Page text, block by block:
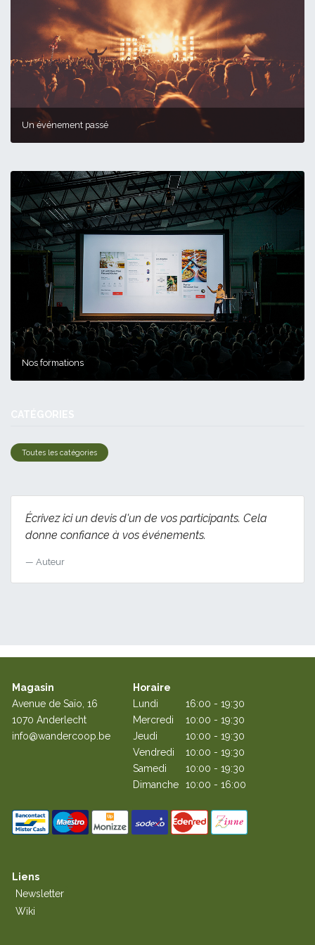
Un événement passé
Nos formations
Toutes les catégories
Écrivez ici un devis d'un de vos participants. Cela
donne confiance à vos événements.
Auteur
Magasin
Horaire
Avenue de Saïo, 16
Lundi
16:00 - 19:30
1070 Anderlecht
Mercredi
10:00 - 19:30
info@wandercoop.be
Jeudi
10:00 - 19:30
Vendredi
10:00 - 19:30
Samedi
10:00 - 19:30
Dimanche
10:00 - 16:00
Liens
Newsletter
Wiki